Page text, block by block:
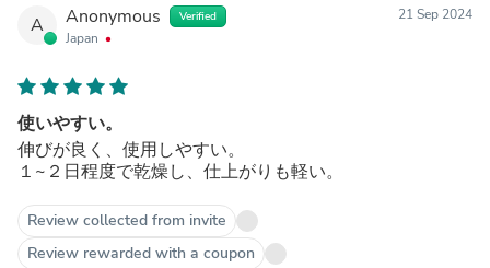
A Anonymous Verified
Japan
21 Sep 2024
使いやすい。
伸びが良く、使用しやすい。
１~２日程度で乾燥し、仕上がりも軽い。
Review collected from invite
Review rewarded with a coupon